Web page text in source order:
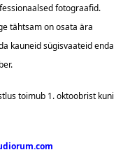
fotograafid.
tähtsam on osata ära
kauneid sügisvaateid enda
toimub 1. oktoobrist kuni